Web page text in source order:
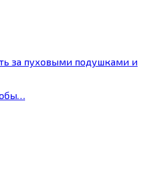
за пуховыми подушками и